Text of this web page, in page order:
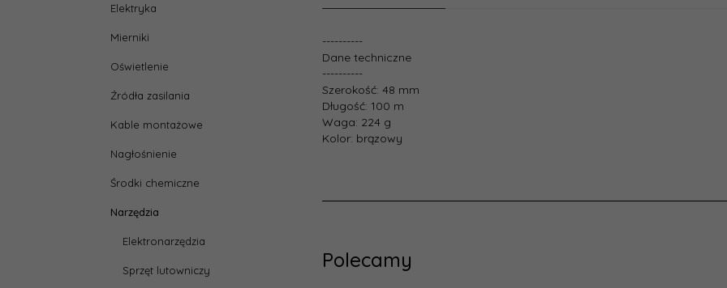
Elektryka
Mierniki
Oświetlenie
Źródła zasilania
Kable montażowe
Nagłośnienie
Środki chemiczne
Narzędzia
Elektronarzędzia
Sprzęt lutowniczy
----------
Dane techniczne
----------
Szerokość: 48 mm
Długość: 100 m
Waga: 224 g
Kolor: brązowy
Polecamy